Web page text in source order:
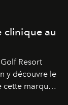
clinique au
Resort
y découvre le
cette marque
plastique